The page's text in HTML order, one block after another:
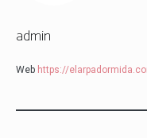
admin
Web https://